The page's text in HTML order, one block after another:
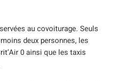
au covoiturage. Seuls
deux personnes, les
0 ainsi que les taxis